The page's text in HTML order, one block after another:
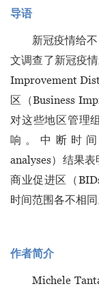
导语
新冠疫情给
文调查了新冠疫
Improvement
区（Business
对这些地区管理
响。中断时间
analyses）结果
商业促进区（
时间范围各不相同
作者简介
Michele